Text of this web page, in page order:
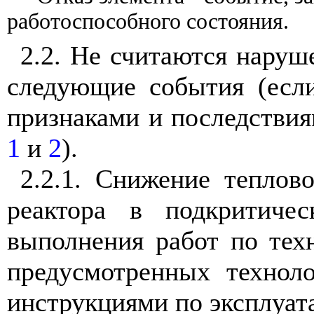
работоспособного состояния.
2.2. Не считаются
следующие события
признаками и
1 и 2).
2.2.1. Снижение
реактора в
выполнения работ по
предусмотренных
инструкциями по